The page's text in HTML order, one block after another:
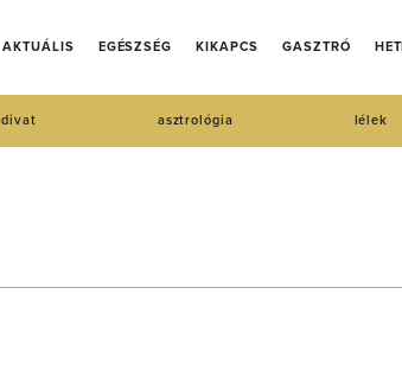
AKTUÁLIS EGÉSZSÉG KIKAPCS GASZTRÓ
divat asztrológia lélek